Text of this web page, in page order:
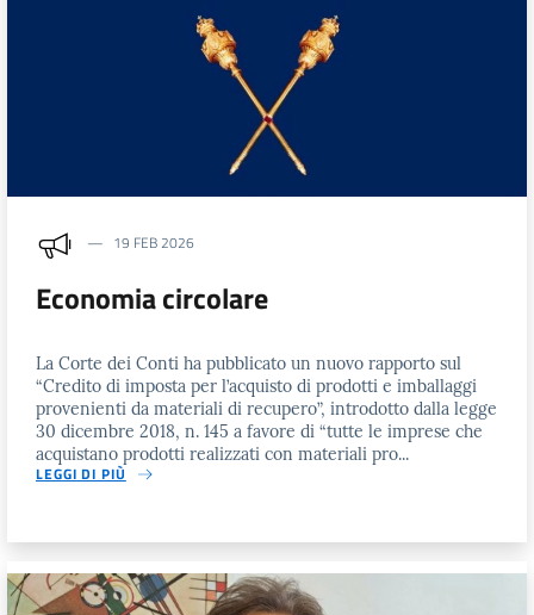
19 FEB 2026
Economia circolare
La Corte dei Conti ha pubblicato un nuovo rapporto sul
“Credito di imposta per l’acquisto di prodotti e imballaggi
provenienti da materiali di recupero”, introdotto dalla legge
30 dicembre 2018, n. 145 a favore di “tutte le imprese che
acquistano prodotti realizzati con materiali pro...
LEGGI DI PIÙ